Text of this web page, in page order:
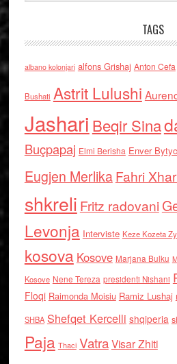
TAGS
albano kolonjari alfons Grishaj Anton Cefa
Bushati Astrit Lulushi
Jashari Beqir Sina
Buçpapaj Elmi Berisha Enver
Eugjen MerlikaFahri
shkreli Fritz radovani
Levonja Interviste Keze Kozeta
kosova Kosove Marjana Bulku
Kosove Nene Tereza presidenti Nishani
Floqi Raimonda Moisiu Ramiz Lushaj
SHBA Shefqet Kercelli shqiperia
Paja Thaci VatraVisar Zhiti